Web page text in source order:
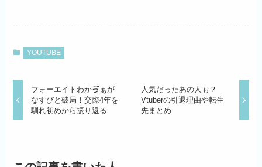
YOUTUBE
フォーエイトわかゔぁが
なすびと破局！交際4年を
馴れ初めから振り返る
人気だったあの人も？
Vtuberの引退理由や転生
先まとめ